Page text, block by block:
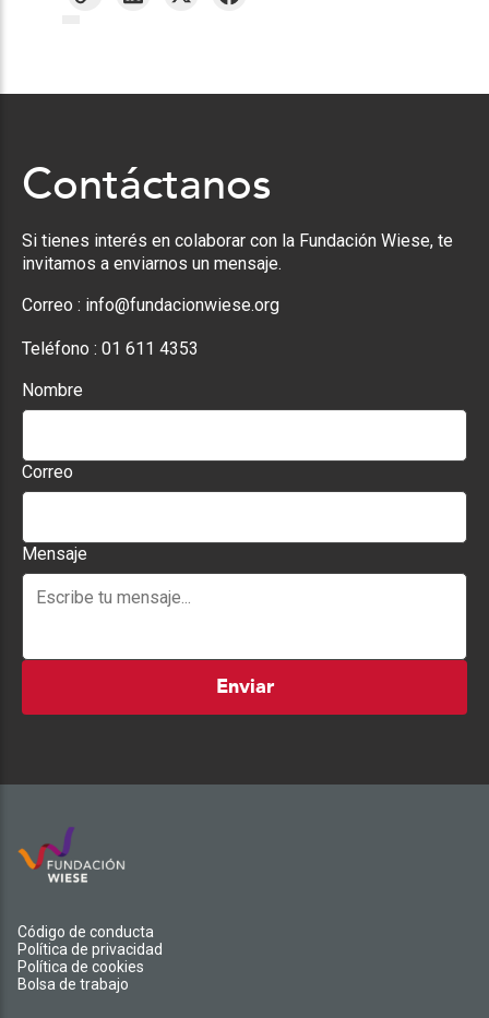
Contáctanos
Si tienes interés en colaborar con la Fundación Wiese, te
invitamos a enviarnos un mensaje.
Correo : info@fundacionwiese.org
Teléfono : 01 611 4353
Nombre
Correo
Mensaje
Enviar
Código de conducta
Política de privacidad
Política de cookies
Bolsa de trabajo